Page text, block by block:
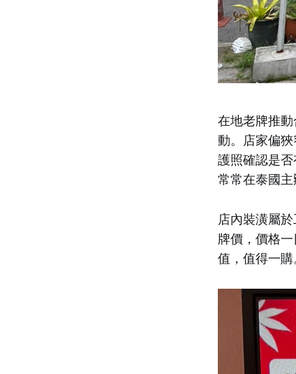
在地老牌推
動。店家偏
護照確認是
常常在泰國主
店內裝潢屬
牌價，價格
值，值得一購